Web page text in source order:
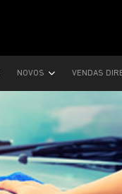
NOVOS VENDAS